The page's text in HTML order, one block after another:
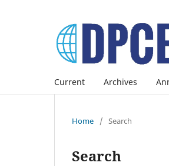
Current Archives
Home / Search
Search